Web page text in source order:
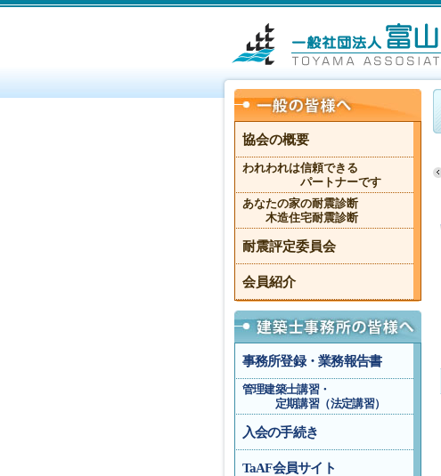
協会の概要
われわれは信頼できる
パートナーです
あなたの家の耐震診断
木造住宅耐震診断
耐震評定委員会
会員紹介
事務所登録・業務報告書
管理建築士講習・
定期講習（法定講習）
入会の手続き
TaAF会員サイト